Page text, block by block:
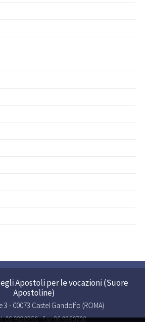
Apostoli per le vocazioni (Suore
Apostoline)
3 - 00073 Castel Gandolfo (ROMA)
06 9320356 - fax 06 9360700